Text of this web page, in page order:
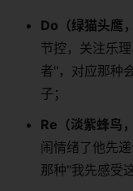
Do（绿猫头鹰
节控，关注乐
者"，对应那种
子；
Re（淡紫蜂鸟
闹情绪了他先
那种"我先感受